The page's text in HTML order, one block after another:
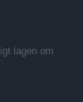
lagen om